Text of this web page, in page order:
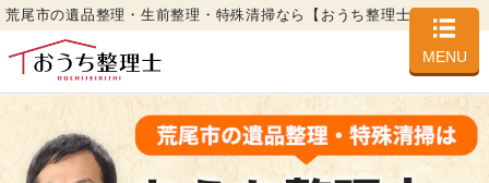
荒尾市の遺品整理・生前整理・特殊清掃なら【おうち整理士】
MENU